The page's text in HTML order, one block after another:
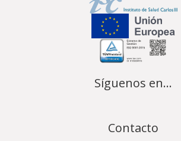
Síguenos en...
Contacto